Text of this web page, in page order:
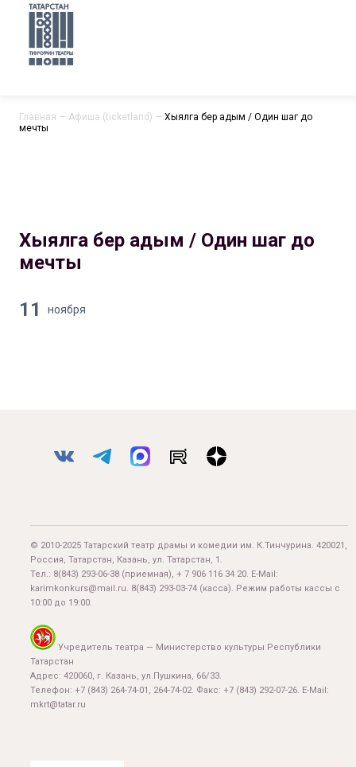
Главная — Афиша (ticketland) — Хыялга бер адым / Один шаг до
мечты
Хыялга бер адым / Один шаг до
мечты
11 ноября
© 2010-2025 Татарский театр драмы и комедии им. К.Тинчурина. 420021,
Россия, Татарстан, Казань, ул. Татарстан, 1.
Тел.: 8(843) 293-06-38 (приемная), + 7 906 116 34 20. E-Mail:
karimkonkurs@mail.ru. 8(843) 293-03-74 (касса). Режим работы кассы с
10:00 до 19:00.
Учредитель театра — Министерство культуры Республики
Татарстан
Адрес: 420060, г. Казань, ул.Пушкина, 66/33.
Телефон: +7 (843) 264-74-01, 264-74-02. Факс: +7 (843) 292-07-26. E-Mail:
mkrt@tatar.ru